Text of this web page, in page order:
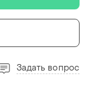
Задать вопрос